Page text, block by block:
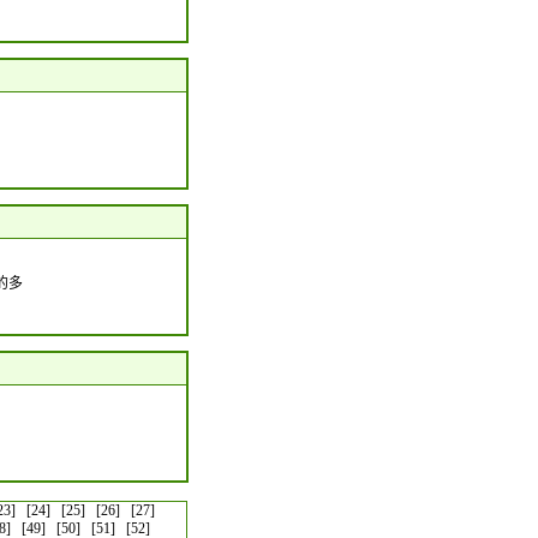
多
[24] [25] [26]
[27]
[49] [50] [51] [52]